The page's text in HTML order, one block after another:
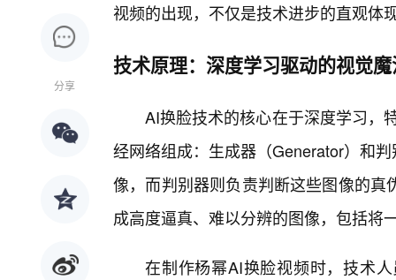
分享
视频的出现，不仅是技术进步的直观体
技术原理：深度学习驱动的视觉
AI换脸技术的核心在于深度学习，
经网络组成：生成器（Generator）和
像，而判别器则负责判断这些图像的
成高度逼真、难以分辨的图像，包括将
在制作杨幂AI换脸视频时，技术